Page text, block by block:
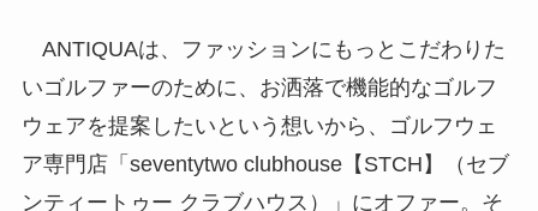
ANTIQUAは、ファッションにもっとこだわりた
いゴルファーのために、お洒落で機能的なゴルフ
ウェアを提案したいという想いから、ゴルフウェ
ア専門店「seventytwo clubhouse【STCH】（セブ
ンティートゥー クラブハウス）」にオファー。そ